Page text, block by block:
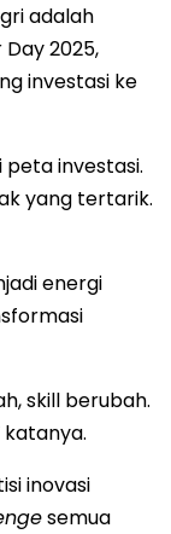
adalah
2025,
investasi ke
peta investasi.
yang tertarik.
energi
skill berubah.
inovasi
semua